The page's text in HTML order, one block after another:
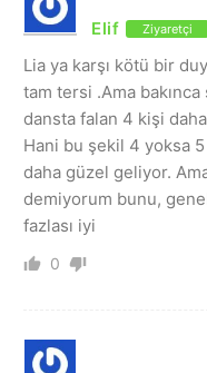
Elif Ziyaretçi
Lia ya karşı kötü bir
tam tersi .Ama
dansta falan 4 kişi
Hani bu şekil 4 yoksa
daha güzel geliyor.
demiyorum bunu,
fazlası iyi
0